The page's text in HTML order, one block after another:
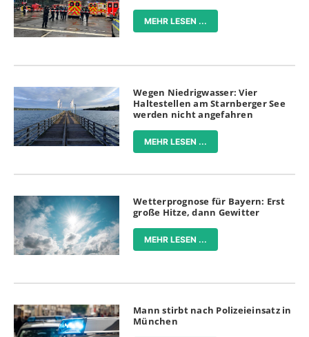
MEHR LESEN ...
Wegen Niedrigwasser: Vier
Haltestellen am Starnberger See
werden nicht angefahren
MEHR LESEN ...
Wetterprognose für Bayern: Erst
große Hitze, dann Gewitter
MEHR LESEN ...
Mann stirbt nach Polizeieinsatz in
München